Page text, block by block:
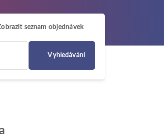
seznam objednávek
Vyhledávání